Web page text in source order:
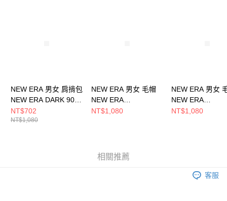
NEW ERA 男女 肩揹包
NEW ERA DARK 90S
NEW ERA
NE14363347
NT$702
NT$1,080
NEW ERA 男女 毛帽
NEW ERA
NE70534807
NT$1,080
NEW ERA 男女
NEW ERA
NE70534805
NT$1,080
相關推薦
客服